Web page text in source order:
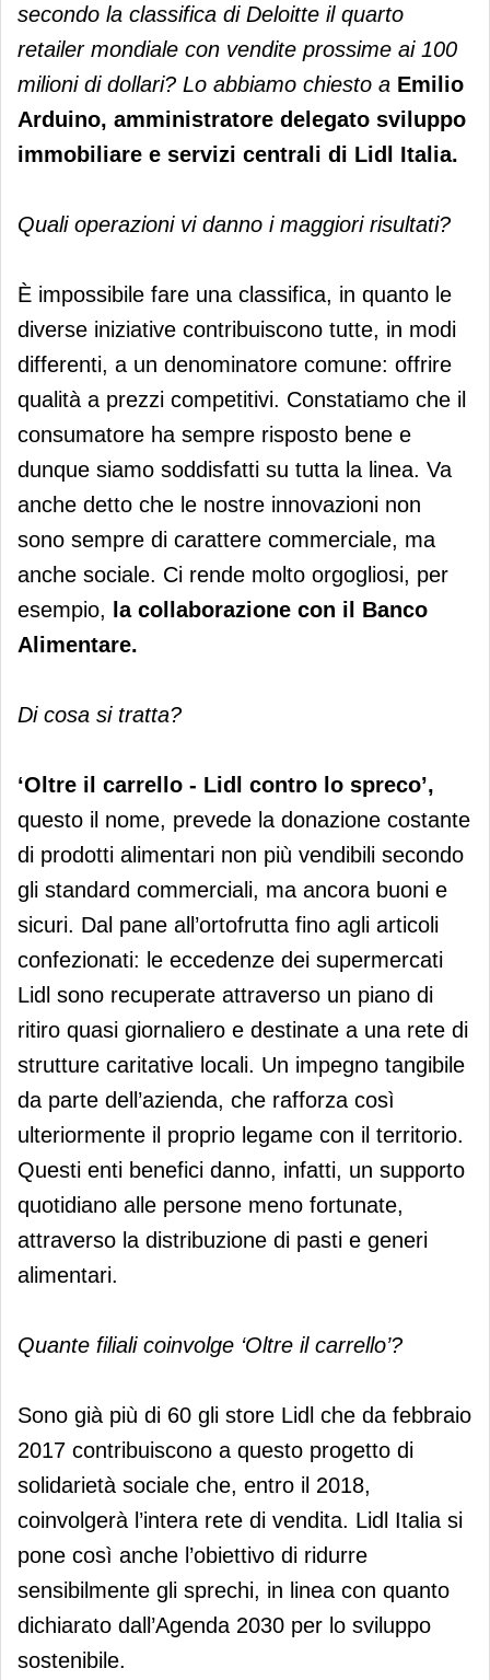
secondo la classifica di Deloitte il quarto
retailer mondiale con vendite prossime ai 100
milioni di dollari? Lo abbiamo chiesto a Emilio
Arduino, amministratore delegato sviluppo
immobiliare e servizi centrali di Lidl Italia.
Quali operazioni vi danno i maggiori risultati?
È impossibile fare una classifica, in quanto le
diverse iniziative contribuiscono tutte, in modi
differenti, a un denominatore comune: offrire
qualità a prezzi competitivi. Constatiamo che il
consumatore ha sempre risposto bene e
dunque siamo soddisfatti su tutta la linea. Va
anche detto che le nostre innovazioni non
sono sempre di carattere commerciale, ma
anche sociale. Ci rende molto orgogliosi, per
esempio, la collaborazione con il Banco
Alimentare.
Di cosa si tratta?
‘Oltre il carrello - Lidl contro lo spreco’,
questo il nome, prevede la donazione costante
di prodotti alimentari non più vendibili secondo
gli standard commerciali, ma ancora buoni e
sicuri. Dal pane all’ortofrutta fino agli articoli
confezionati: le eccedenze dei supermercati
Lidl sono recuperate attraverso un piano di
ritiro quasi giornaliero e destinate a una rete di
strutture caritative locali. Un impegno tangibile
da parte dell’azienda, che rafforza così
ulteriormente il proprio legame con il territorio.
Questi enti benefici danno, infatti, un supporto
quotidiano alle persone meno fortunate,
attraverso la distribuzione di pasti e generi
alimentari.
Quante filiali coinvolge ‘Oltre il carrello’?
Sono già più di 60 gli store Lidl che da febbraio
2017 contribuiscono a questo progetto di
solidarietà sociale che, entro il 2018,
coinvolgerà l’intera rete di vendita. Lidl Italia si
pone così anche l’obiettivo di ridurre
sensibilmente gli sprechi, in linea con quanto
dichiarato dall’Agenda 2030 per lo sviluppo
sostenibile.